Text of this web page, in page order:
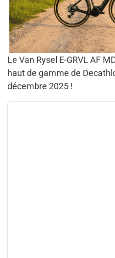
Le Van Rysel E-GRVL AF
haut de gamme de
décembre 2025 !